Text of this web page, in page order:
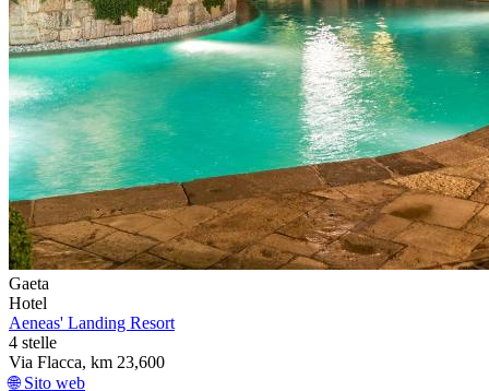
Gaeta
Hotel
Aeneas' Landing Resort
4 stelle
Via Flacca, km 23,600
🌐 Sito web